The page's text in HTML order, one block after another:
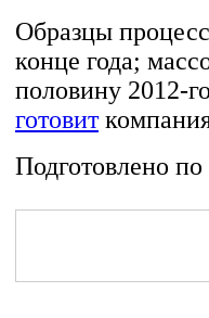
Образцы
конце года;
половину 2012-
готовит
Подготовлено